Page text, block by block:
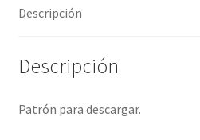
Descripción
Descripción
Patrón para descargar.